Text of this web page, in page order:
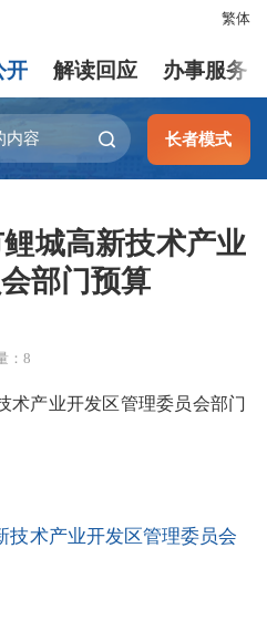
繁体
开 解读回应 办事服务
长者模式
城高新技术产业
部门预算
： 8
术产业开发区管理委员会部门
技术产业开发区管理委员会